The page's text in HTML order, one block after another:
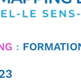
:
MIND
Mind
Unique